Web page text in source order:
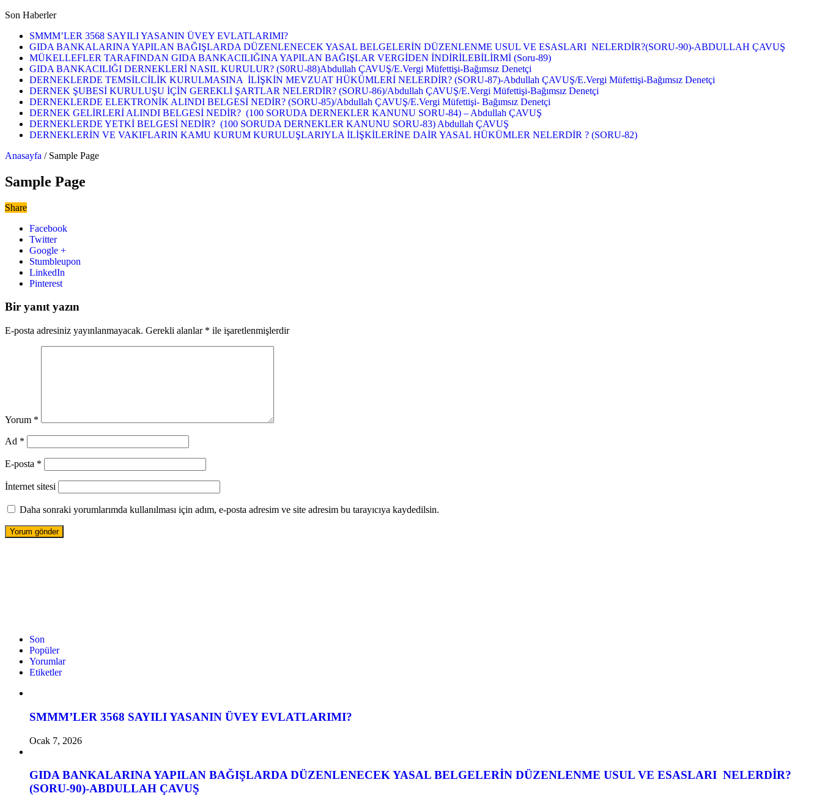
Son Haberler
SMMM’LER 3568 SAYILI YASANIN ÜVEY EVLATLARIMI?
GIDA BANKALARINA YAPILAN BAĞIŞLARDA DÜZENLENECEK YASAL BELGELERİN DÜZENLENME USUL VE ESASLARI NELERDİR?(SORU-90)-ABDULLAH ÇAVUŞ
MÜKELLEFLER TARAFINDAN GIDA BANKACILIĞINA YAPILAN BAĞIŞLAR VERGİDEN İNDİRİLEBİLİRMİ (Soru-89)
GIDA BANKACILIĞI DERNEKLERİ NASIL KURULUR? (S0RU-88)Abdullah ÇAVUŞ/E.Vergi Müfettişi-Bağımsız Denetçi
DERNEKLERDE TEMSİLCİLİK KURULMASINA İLİŞKİN MEVZUAT HÜKÜMLERİ NELERDİR? (SORU-87)-Abdullah ÇAVUŞ/E.Vergi Müfettişi-Bağımsız Denetçi
DERNEK ŞUBESİ KURULUŞU İÇİN GEREKLİ ŞARTLAR NELERDİR? (SORU-86)/Abdullah ÇAVUŞ/E.Vergi Müfettişi-Bağımsız Denetçi
DERNEKLERDE ELEKTRONİK ALINDI BELGESİ NEDİR? (SORU-85)/Abdullah ÇAVUŞ/E.Vergi Müfettişi- Bağımsız Denetçi
DERNEK GELİRLERİ ALINDI BELGESİ NEDİR? (100 SORUDA DERNEKLER KANUNU SORU-84) – Abdullah ÇAVUŞ
DERNEKLERDE YETKİ BELGESİ NEDİR? (100 SORUDA DERNEKLER KANUNU SORU-83) Abdullah ÇAVUŞ
DERNEKLERİN VE VAKIFLARIN KAMU KURUM KURULUŞLARIYLA İLİŞKİLERİNE DAİR YASAL HÜKÜMLER NELERDİR ? (SORU-82)
Anasayfa / Sample Page
Sample Page
Share
Facebook
Twitter
Google +
Stumbleupon
LinkedIn
Pinterest
Bir yanıt yazın
E-posta adresiniz yayınlanmayacak. Gerekli alanlar * ile işaretlenmişlerdir
Yorum *
Ad *
E-posta *
İnternet sitesi
Daha sonraki yorumlarımda kullanılması için adım, e-posta adresim ve site adresim bu tarayıcıya kaydedilsin.
Son
Popüler
Yorumlar
Etiketler
SMMM’LER 3568 SAYILI YASANIN ÜVEY EVLATLARIMI?
Ocak 7, 2026
GIDA BANKALARINA YAPILAN BAĞIŞLARDA DÜZENLENECEK YASAL BELGELERİN DÜZENLENME USUL VE ESASLARI NELERDİR?
(SORU-90)-ABDULLAH ÇAVUŞ